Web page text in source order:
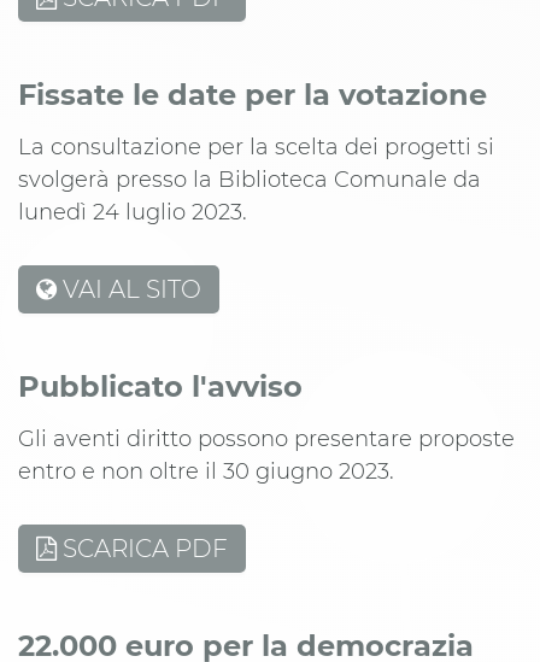
Fissate le date per la votazione
La consultazione per la scelta dei progetti si
svolgerà presso la Biblioteca Comunale da
lunedì 24 luglio 2023.
VAI AL SITO
Pubblicato l'avviso
Gli aventi diritto possono presentare proposte
entro e non oltre il 30 giugno 2023.
SCARICA PDF
22.000 euro per la democrazia